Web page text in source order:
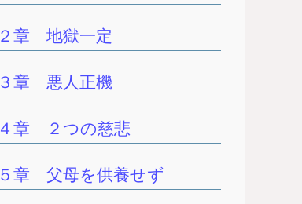
２章 地獄一定
３章 悪人正機
４章 ２つの慈悲
５章 父母を供養せず